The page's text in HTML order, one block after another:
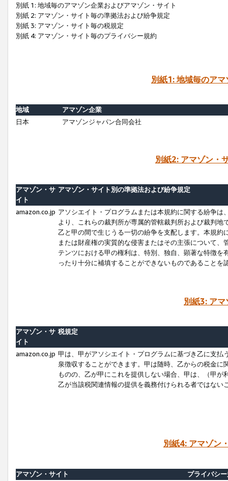
別紙 1: 地域毎のアマゾン企業およびアマゾン・サイト
別紙 2: アマゾン・サイト毎の準拠法および紛争規定
別紙 3: アマゾン・サイト毎の税規定
別紙 4: アマゾン・サイト毎のプライバシー規約
別紙1: 地域毎のア
地域
アマゾン企業
日本
アマゾンジャパン合同会社
別紙2: アマゾン・
アマゾン・サ
イト
アマゾン・サイト別の準拠法および紛争規定
amazon.co.jp アソシエイト・プログラムまたは本規約に関する紛争
より、これらの裁判所が専属的管轄裁判所および裁判
乙と甲の間で生じうる一切の紛争を支配します。本規
または財産権の実質的な侵害またはその主張について
テンツにおける甲の権利は、特別、独自、顕著な特徴
ったり十分に補填することができないものであることを
別紙3: ア
アマゾン・サ
イト
税規定
amazon.co.jp 甲は、甲がアソシエイト・プログラムに基づき乙に支
泉徴収することができます。甲は随時、乙からの税金
ものの、乙が甲にこれを提供しない場合、甲は、（甲
乙が当該税関連情報の提供を義務付けられる者ではな
別紙4: アマゾン
アマゾン・サイト
プライバシ